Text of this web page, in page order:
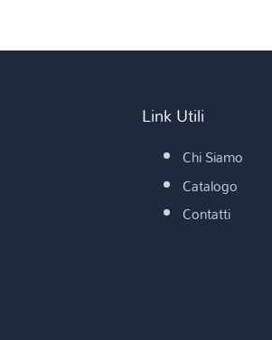
Link Utili
Chi Siamo
Catalogo
Contatti